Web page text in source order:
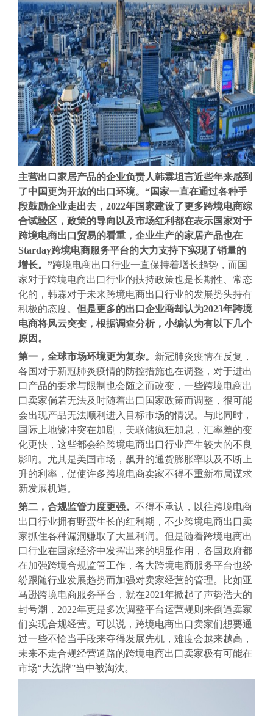
主营出口家居产品的企业负责人韩霖坦言近些年来感到
了中国更为开放的出口环境。“国家一直在通过各种手
段鼓励企业走出去，2022年国家建设了更多跨境电商综
合试验区，政策的导向以及市场红利都在表示国家对于
跨境电商出口贸易的看重，企业生产的家居产品也在
Starday跨境电商服务平台的大力支持下实现了销量的
增长。”跨境电商出口行业一直保持着增长趋势，而国
家对于跨境电商出口行业的扶持政策也是长期性、常态
化的，韩霖对于未来跨境电商出口行业的发展势头持有
积极的态度。 但是更多的出口企业商却认为2023年跨境
电商将风云突变，根据调查分析，小编认为有以下几个
原因。
第一，全球市场环境更为复杂。 新冠肺炎疫情在反复，
各国对于新冠肺炎疫情的防控措施也在调整，对于进出
口产品的要求与限制也会随之而改变，一些跨境电商出
口卖家倘若无法及时随着出口国家政策而调整，很可能
会出现产品无法顺利进入目标市场的情况。与此同时，
国际上地缘冲突在加剧，美联储疯狂加息，汇率差的变
化更快，这些都会给跨境电商出口行业产生较大的不良
影响。尤其是美国市场，飙升的通货膨胀率以及不断上
升的利率，促使许多跨境电商卖家不得不重新布局谋求
新发展机遇。
第二，合规监管力度更强。 不得不承认，以往跨境电商
出口行业拥有野蛮生长的红利期，不少跨境电商出口卖
家抓住各种漏洞赚取了大量利润。但是随着跨境电商出
口行业在国家经济中发挥出来的明显作用，各国政府都
在加强跨境合规监管工作，各大跨境电商服务平台也纷
纷跟随行业发展趋势而加强对卖家经营的管理。比如亚
马逊跨境电商服务平台，就在2021年掀起了声势浩大的
封号潮，2022年更是多次调整平台运营规则来倒逼卖家
们实现合规经营。可以说，跨境电商出口卖家们想要通
过一些不恰当手段来夺得发展先机，难度会越来越高，
未来不走合规经营道路的跨境电商出口卖家极有可能在
市场“大洗牌”当中被淘汰。